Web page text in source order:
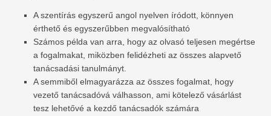
A szentírás egyszerű angol nyelven íródott, könnyen
érthető és egyszerűbben megvalósítható
Számos példa van arra, hogy az olvasó teljesen megértse
a fogalmakat, miközben felidézheti az összes alapvető
tanácsadási tanulmányt.
A semmiből elmagyarázza az összes fogalmat, hogy
vezető tanácsadóvá válhasson, ami kötelező vásárlást
tesz lehetővé a kezdő tanácsadók számára